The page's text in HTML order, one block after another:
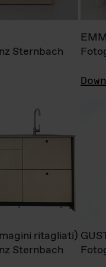
Sternbach
ritagliati)
Sternbach